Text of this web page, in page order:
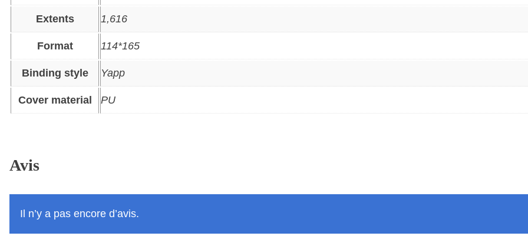
Extents 1,616
Format 114*165
Binding style Yapp
Cover material PU
Avis
Il n’y a pas encore d’avis.